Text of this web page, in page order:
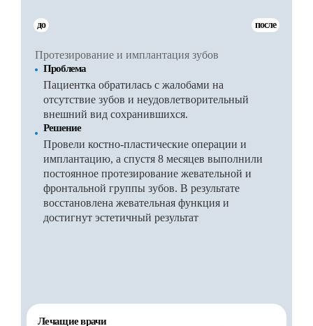
до после
Протезирование и имплантация зубов
Проблема
Пациентка обратилась с жалобами на
отсутствие зубов и неудовлетворительный
внешний вид сохранившихся.
Решение
Провели костно-пластические операции и
имплантацию, а спустя 8 месяцев выполнили
постоянное протезирование жевательной и
фронтальной группы зубов. В результате
восстановлена жевательная функция и
достигнут эстетичный результат
Лечащие врачи